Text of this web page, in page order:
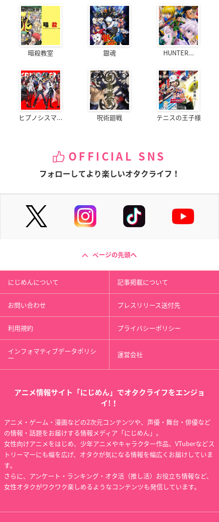
暗殺教室 銀魂 HUNTER...
ヒプノシスマ... 呪術廻戦 テニスの王子様
OFFICIAL SNS
フォローしてより楽しいオタクライフ！
ページの先頭へ
にじめんについて 記事掲載について
お問い合わせ プレスリリース送付先
利用規約 プライバシーポリシー
インフォマティブデータポリシ
ー 運営会社
アニメ情報サイト「にじめん」でオタクライフをエンジョ
イ!！
アニメ・ゲーム・漫画などの2次元コンテンツや、声優・舞台・俳優など
の情報・話題をお届けする情報メディア「にじめん」。
女性向けアニメをはじめ、少年アニメやキャラクター作品、VTuberなどス
トリーマーにも幅を広げ、オタクが気になる情報を幅広くお届けしていま
す。
さらに、アンケート・ランキング・オタ活（推し活）お役立ち情報など、
女性オタクがワクワク楽しめるようなコンテンツも発信しています。